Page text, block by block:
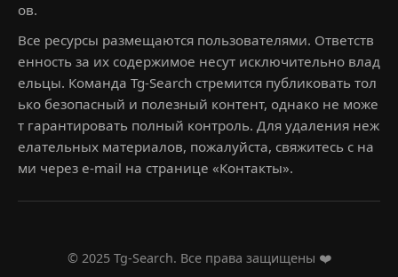
ов.
Все ресурсы размещаются пользователями. Ответств
енность за их содержимое несут исключительно влад
ельцы. Команда Tg-Search стремится публиковать тол
ько безопасный и полезный контент, однако не може
т гарантировать полный контроль. Для удаления неж
елательных материалов, пожалуйста, свяжитесь с на
ми через e-mail на странице «Контакты».
© 2025 Tg-Search. Все права защищены ❤️